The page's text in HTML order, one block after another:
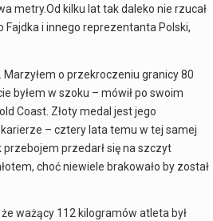
metry.Od kilku lat tak daleko nie rzucał
i innego reprezentanta Polski,
o przekroczeniu granicy 80
byłem w szoku – mówił po swoim
Coast. Złoty medal jest jego
– cztery lata temu w tej samej
przedarł się na szczyt
choć niewiele brakowało by został
ważący 112 kilogramów atleta był